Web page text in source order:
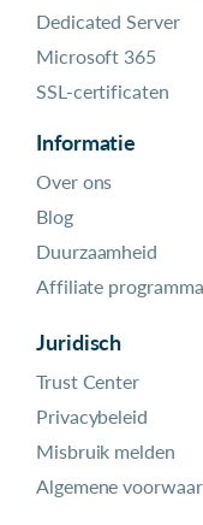
Dedicated Server
Microsoft 365
SSL-certificaten
Informatie
Over ons
Blog
Duurzaamheid
Affiliate programma
Juridisch
Trust Center
Privacybeleid
Misbruik melden
Algemene